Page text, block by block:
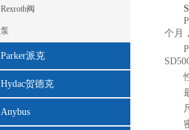
Rexroth阀
泵
Parker派克
Hydac贺德克
Anybus
个月